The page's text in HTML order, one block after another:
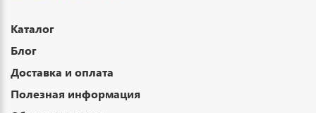
Каталог
Блог
Доставка и оплата
Полезная информация